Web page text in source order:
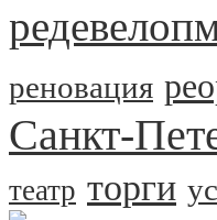
реновация
Санкт-
театр торги